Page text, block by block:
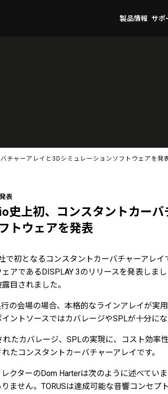
製品情報 サポ
チャーアレイと3Dシミュレーションソフトウェアを発
表
史上初、コンスタントカー
トウェアを発表
で初となるコンスタントカーバチャーアレイ
アであるDISPLAY 3のリリースを発表しま
目されました。
の会場の場合、本格的なラインアレイが実
ントソースではカバレージやSPLが十分に
れたカバレージ、SPLの実現に、コスト効率
たコンスタントカーバチャーアレイです。
クターのDom Harterは次のように述べてい
ません。TORUSは達成可能な音響コンセプ